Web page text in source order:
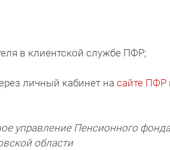
в клиентской службе ПФР;
личный кабинет на сайте ПФР
управление Пенсионного
области